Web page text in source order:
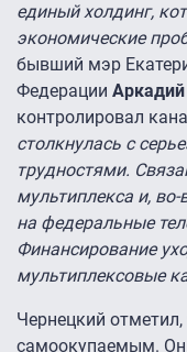
единый холдинг,
экономические
бывший мэр
Федерации
контролировал
столкнулась с
трудностями.
мультиплекса и,
на федеральные
Финансирование
мультиплексовые
Чернецкий
самоокупаемым. Он